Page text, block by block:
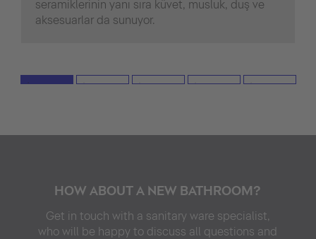
seramiklerinin yanı sıra küvet, musluk, duş ve
aksesuarlar da sunuyor.
HOW ABOUT A NEW BATHROOM?
Get in touch with a sanitary ware specialist,
who will be happy to discuss all questions and